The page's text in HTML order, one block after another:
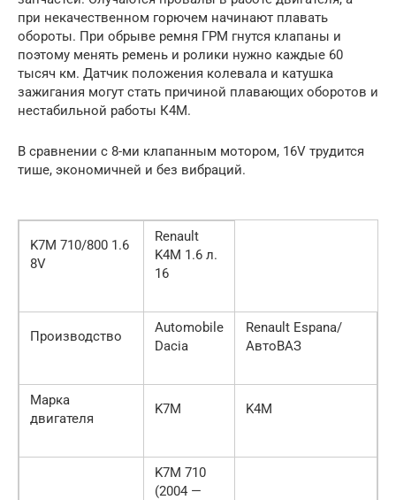
при некачественном горючем начинают плавать
обороты. При обрыве ремня ГРМ гнутся клапаны и
поэтому менять ремень и ролики нужно каждые 60
тысяч км. Датчик положения колевала и катушка
зажигания могут стать причиной плавающих оборотов и
нестабильной работы К4М.
В сравнении с 8-ми клапанным мотором, 16V трудится
тише, экономичней и без вибраций.
K7M 710/800 1.6
8V
Renault
K4M 1.6 л.
16
Производство
Automobile
Dacia
Renault Espana/
АвтоВАЗ
Марка
двигателя
K7M K4M
K7M 710
(2004 —